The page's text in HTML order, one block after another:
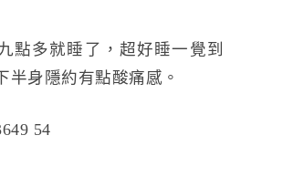
點多就睡了，超好睡一覺到
半身隱約有點酸痛感。